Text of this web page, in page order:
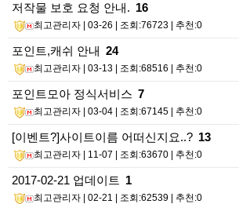
저작물 보호 요청 안내. 16
최고관리자 | 03-26 | 조회:76723 | 추천:0
포인트,캐쉬 안내 24
최고관리자 | 03-13 | 조회:68516 | 추천:0
포인트모아 정식서비스 7
최고관리자 | 03-04 | 조회:67145 | 추천:0
[이벤트?]사이트이름 어떠신지요..? 13
최고관리자 | 11-07 | 조회:63670 | 추천:0
2017-02-21 업데이트 1
최고관리자 | 02-21 | 조회:62539 | 추천:0